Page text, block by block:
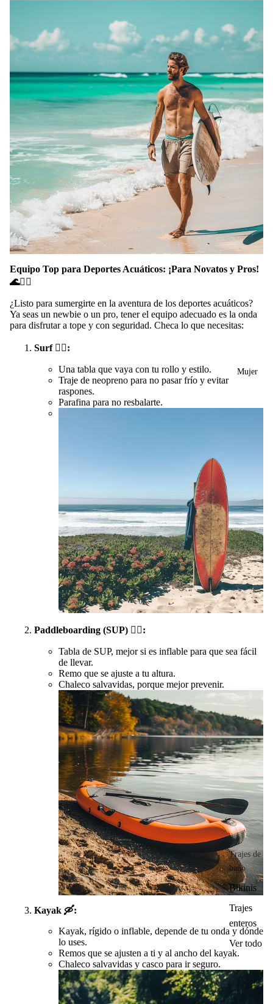
Mujer
Trajes de
baño
Bikinis
Trajes
enteros
Ver todo
Equipo Top para Deportes Acuáticos: ¡Para Novatos y Pros!
🌊🏄‍♂️
¿Listo para sumergirte en la aventura de los deportes acuáticos?
Ya seas un newbie o un pro, tener el equipo adecuado es la onda
para disfrutar a tope y con seguridad. Checa lo que necesitas:
Surf 🏄‍♂️:
Una tabla que vaya con tu rollo y estilo.
Traje de neopreno para no pasar frío y evitar
raspones.
Parafina para no resbalarte.
Paddleboarding (SUP) 🏄‍♂️:
Tabla de SUP, mejor si es inflable para que sea fácil
de llevar.
Remo que se ajuste a tu altura.
Chaleco salvavidas, porque mejor prevenir.
Kayak 🛶:
Kayak, rígido o inflable, depende de tu onda y dónde
lo uses.
Remos que se ajusten a ti y al ancho del kayak.
Chaleco salvavidas y casco para ir seguro.